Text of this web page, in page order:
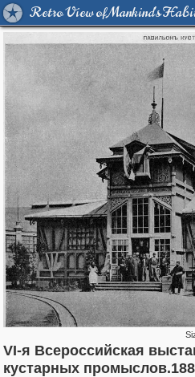
Retro View of Mankind's
VI-я Всероссийская
кустарных
1,407,782 29,263
319,968 8,295
22,549 598 2,827